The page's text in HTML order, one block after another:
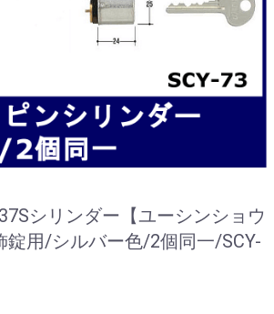
シリンダー【ユーシンショウ
錠用/シルバー色/2個同一/SCY-